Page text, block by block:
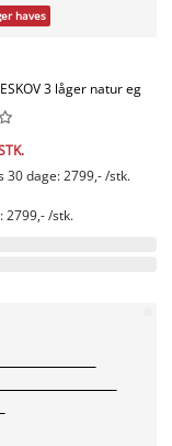
haves
3 låger natur eg
30 dage: 2799,- /stk.
2799,- /stk.